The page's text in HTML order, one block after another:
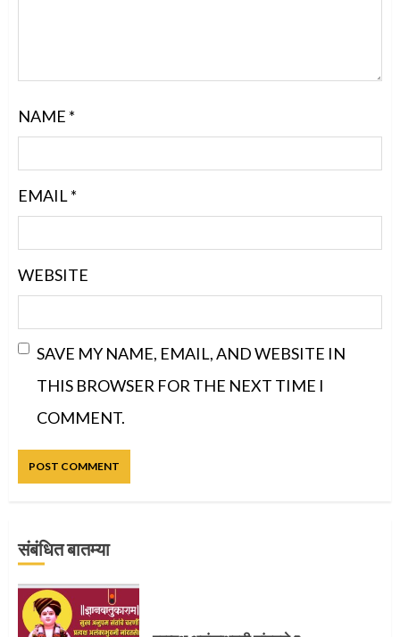
NAME *
EMAIL*
WEBSITE
SAVE MY NAME, EMAIL, AND WEBSITE IN
THIS BROWSER FOR THE NEXT TIME I
COMMENT.
संबंधित बातम्या